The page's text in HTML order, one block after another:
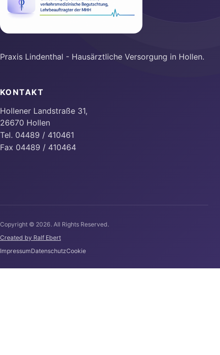
Praxis Lindenthal - Hausärztliche Versorgung in Hollen.
KONTAKT
Hollener Landstraße 31,
26670 Hollen
Tel. 04489 / 410461
Fax 04489 / 410464
Copyright © 2026. All Rights Reserved.
Created by Ralf Ebert
ImpressumDatenschutzCookie